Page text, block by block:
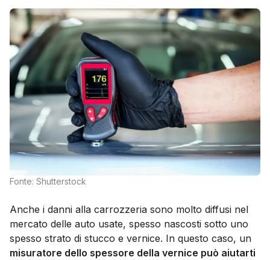
Fonte: Shutterstock
Anche i danni alla carrozzeria sono molto diffusi nel
mercato delle auto usate, spesso nascosti sotto uno
spesso strato di stucco e vernice. In questo caso, un
misuratore dello spessore della vernice può aiutarti